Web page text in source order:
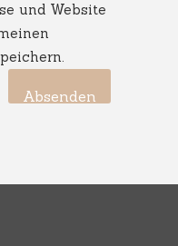
und Website